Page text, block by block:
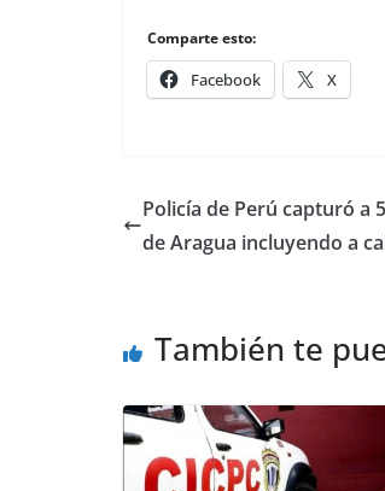
Comparte esto:
Facebook X
Policía de Perú capturó a
de Aragua incluyendo a
También te